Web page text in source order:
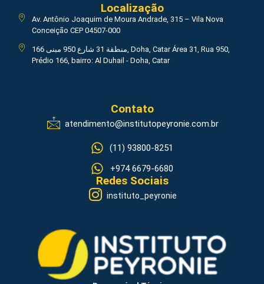
Localização
Av. Antônio Joaquim de Moura Andrade, 315 – Vila Nova
Conceição CEP 04507-000
منطقة 31 شارع 950 مبنى 166, Doha, Catar Área 31, Rua 950,
Prédio 166, bairro: Al Duhail - Doha, Catar
Contato
atendimento@institutopeyronie.com.br
(11) 93800-8251
+974 6679-6680
Redes Sociais
instituto_peyronie